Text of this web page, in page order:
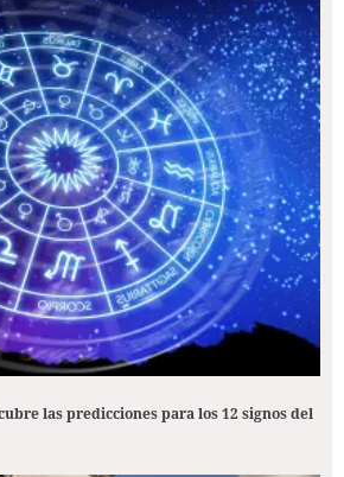
las predicciones para los 12 signos del